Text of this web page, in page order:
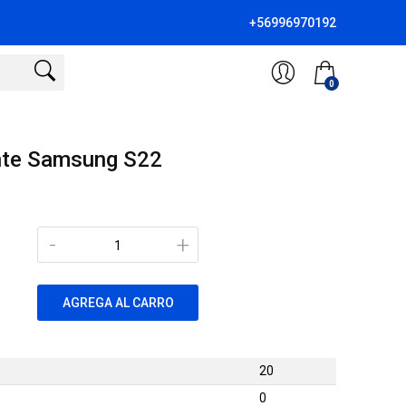
+56996970192
0
Samsung S22
+
-
AGREGA AL CARRO
20
0